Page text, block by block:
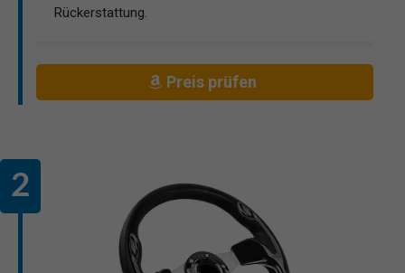
Rückerstattung.
Preis prüfen